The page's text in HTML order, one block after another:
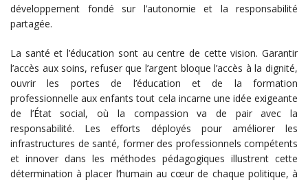
développement fondé sur l’autonomie et la responsabilité
partagée.
La santé et l’éducation sont au centre de cette vision. Garantir
l’accès aux soins, refuser que l’argent bloque l’accès à la dignité,
ouvrir les portes de l’éducation et de la formation
professionnelle aux enfants tout cela incarne une idée exigeante
de l’État social, où la compassion va de pair avec la
responsabilité. Les efforts déployés pour améliorer les
infrastructures de santé, former des professionnels compétents
et innover dans les méthodes pédagogiques illustrent cette
détermination à placer l’humain au cœur de chaque politique, à